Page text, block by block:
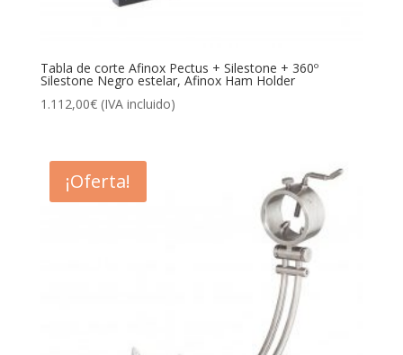
Tabla de corte Afinox Pectus + Silestone + 360º
Silestone Negro estelar, Afinox Ham Holder
1.112,00€ (IVA incluido)
¡Oferta!